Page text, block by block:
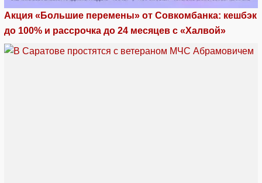
Акция «Большие перемены» от Совкомбанка: кешбэк
до 100% и рассрочка до 24 месяцев с «Халвой»